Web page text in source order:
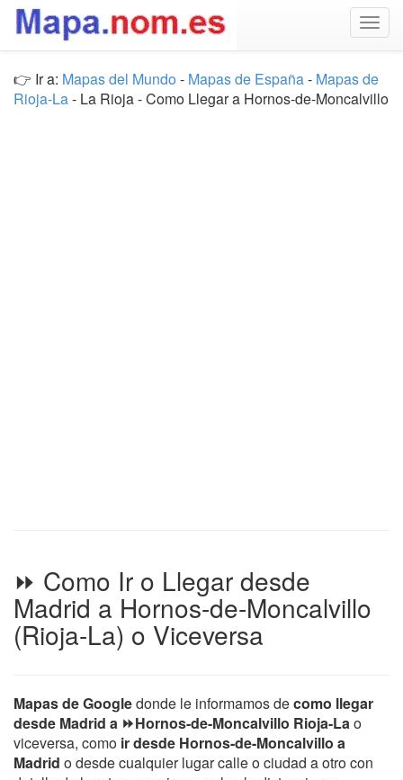
👉 Ir a: Mapas del Mundo - Mapas de España- Mapas de
Rioja-La- La Rioja - Como Llegar a Hornos-de-Moncalvillo
⏩ Como Ir o Llegar desde
Madrid a Hornos-de-Moncalvillo
(Rioja-La) o Viceversa
Mapas de Googledonde le informamos decomo llegar
desde Madrid a ⏩Hornos-de-Moncalvillo Rioja-Lao
viceversa, como ir desde Hornos-de-Moncalvillo a
Madrid o desde cualquier lugar calle o ciudad a otro con